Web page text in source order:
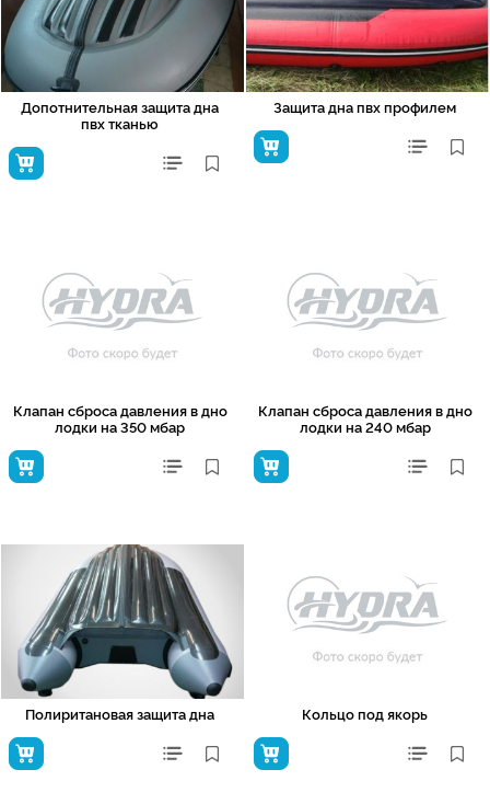
Допотнительная защита дна
пвх тканью
Защита дна пвх профилем
Клапан сброса давления в дно
лодки на 350 мбар
Клапан сброса давления в дно
лодки на 240 мбар
Полиритановая защита дна Кольцо под якорь